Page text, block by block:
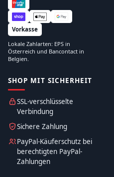
Vorkasse
Lokale Zahlarten: EPS in
Österreich und Bancontact in
Belgien.
SHOP MIT SICHERHEIT
SSL-verschlüsselte
Verbindung
Sichere Zahlung
PayPal-Käuferschutz bei
berechtigten PayPal-
Zahlungen